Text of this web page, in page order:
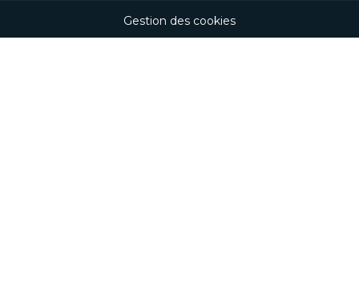
Gestion des cookies